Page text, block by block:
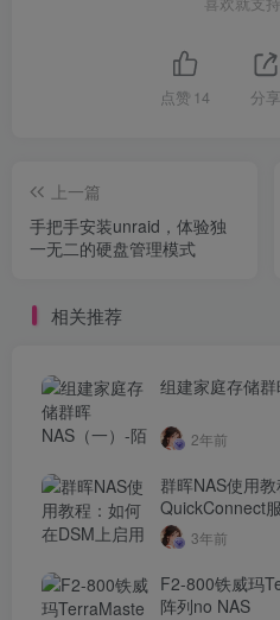
点赞 14 分享
上一篇
手把手安装unraid，体验独
一无二的硬盘管理模式
相关推荐
组建家庭存储群
2年前
群晖NAS使用
QuickConnect
3年前
F2-800铁威玛
阵列no NAS